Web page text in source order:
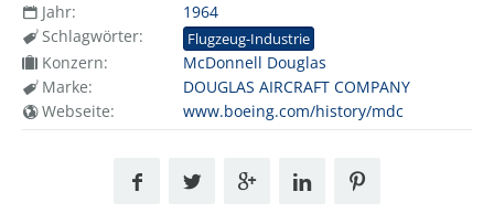
Jahr:
1964
Schlagwörter:
Flugzeug-Industrie
Konzern:
McDonnell Douglas
Marke:
DOUGLAS AIRCRAFT COMPANY
Webseite:
www.boeing.com/history/mdc